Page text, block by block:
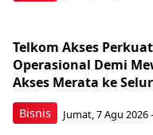
Bisnis
Telkom Akses
Operasional Demi
Akses Merata ke
Jumat, 7 Agu 2026